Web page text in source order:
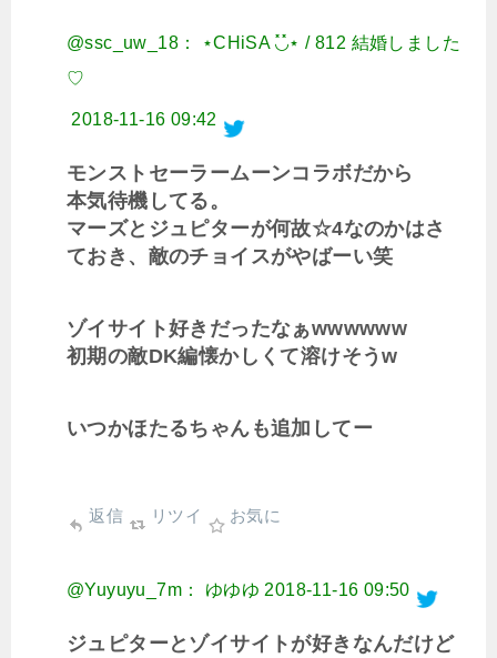
@ssc_uw_18： ⋆CHiSA ◟̽◞̽⋆ / 812 結婚しました
♡
2018-11-16 09:42
モンストセーラームーンコラボだから
本気待機してる。
マーズとジュピターが何故☆4なのかはさ
ておき、敵のチョイスがやばーい笑
ゾイサイト好きだったなぁwwwwww
初期の敵DK編懐かしくて溶けそうw
いつかほたるちゃんも追加してー
返信 リツイ お気に
@Yuyuyu_7m： ゆゆゆ 2018-11-16 09:50
ジュピターとゾイサイトが好きなんだけど